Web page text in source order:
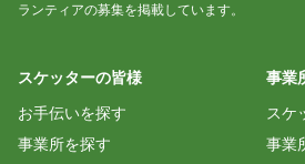
ランティアの募集を掲載しています。
スケッターの皆様
お手伝いを探す
事業所を探す
事業
スケ
事業